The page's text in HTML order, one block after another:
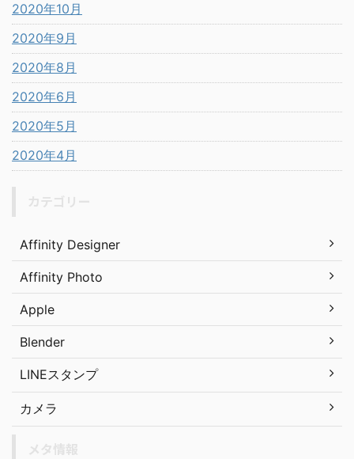
2020年10月
2020年9月
2020年8月
2020年6月
2020年5月
2020年4月
Affinity Designer
Affinity Photo
Apple
Blender
LINEスタンプ
カメラ